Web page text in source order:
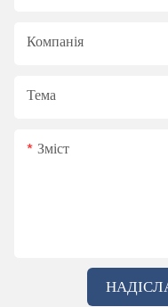
Компанія
Тема
Зміст